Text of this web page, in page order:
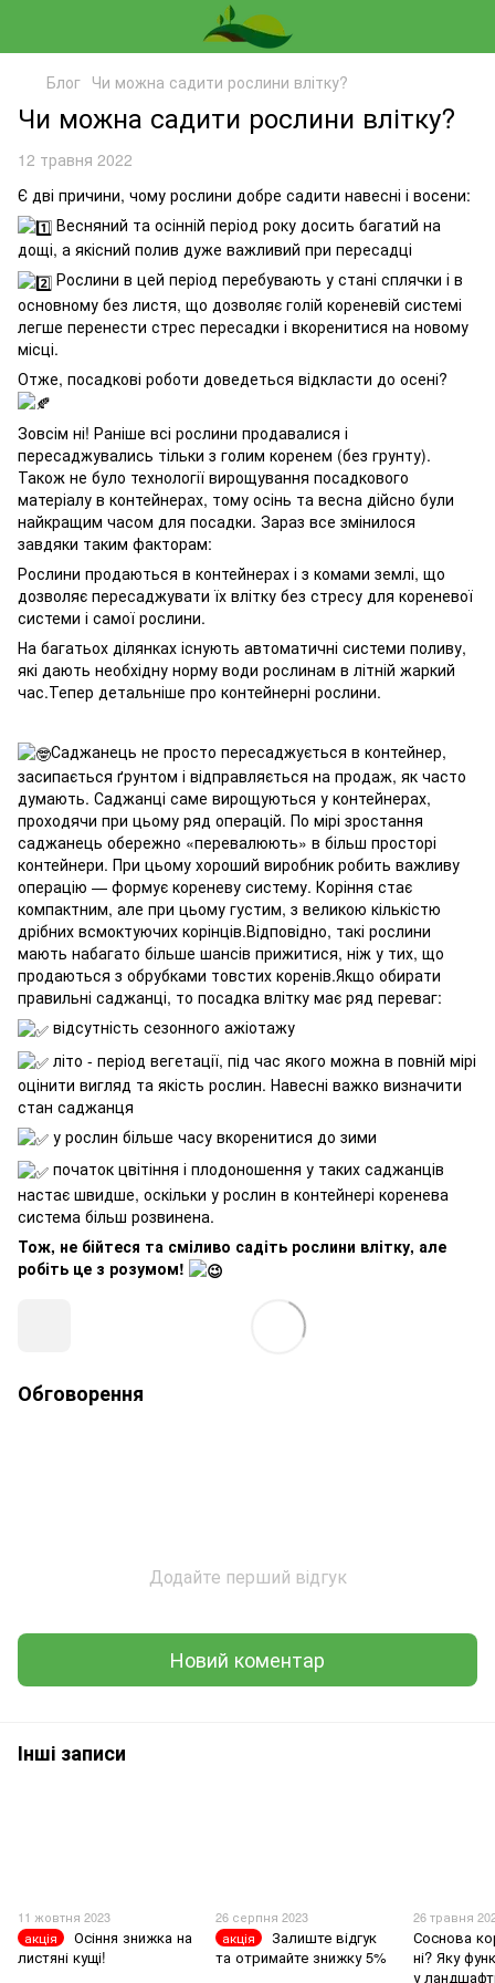
Блог Чи можна садити рослини влітку?
Чи можна садити рослини влітку?
12 травня 2022
Є дві причини, чому рослини добре садити навесні і восени:
Весняний та осінній період року досить багатий на
дощі, а якісний полив дуже важливий при пересадці
Рослини в цей період перебувають у стані сплячки і в
основному без листя, що дозволяє голій кореневій системі
легше перенести стрес пересадки і вкоренитися на новому
місці.
Отже, посадкові роботи доведеться відкласти до осені?
Зовсім ні! Раніше всі рослини продавалися і
пересаджувались тільки з голим коренем (без грунту).
Також не було технології вирощування посадкового
матеріалу в контейнерах, тому осінь та весна дійсно були
найкращим часом для посадки. Зараз все змінилося
завдяки таким факторам:
Рослини продаються в контейнерах і з комами землі, що
дозволяє пересаджувати їх влітку без стресу для кореневої
системи і самої рослини.
На багатьох ділянках існують автоматичні системи поливу,
які дають необхідну норму води рослинам в літній жаркий
час.Тепер детальніше про контейнерні рослини.
Саджанець не просто пересаджується в контейнер,
засипається ґрунтом і відправляється на продаж, як часто
думають. Саджанці саме вирощуються у контейнерах,
проходячи при цьому ряд операцій. По мірі зростання
саджанець обережно «перевалюють» в більш просторі
контейнери. При цьому хороший виробник робить важливу
операцію — формує кореневу систему. Коріння стає
компактним, але при цьому густим, з великою кількістю
дрібних всмоктуючих корінців.Відповідно, такі рослини
мають набагато більше шансів прижитися, ніж у тих, що
продаються з обрубками товстих коренів.Якщо обирати
правильні саджанці, то посадка влітку має ряд переваг:
відсутність сезонного ажіотажу
літо - період вегетації, під час якого можна в повній мірі
оцінити вигляд та якість рослин. Навесні важко визначити
стан саджанця
у рослин більше часу вкоренитися до зими
початок цвітіння і плодоношення у таких саджанців
настає швидше, оскільки у рослин в контейнері коренева
система більш розвинена.
Тож, не бійтеся та сміливо садіть рослини влітку, але
робіть це з розумом!
Обговорення
Додайте перший відгук
Новий коментар
Інші записи
11 жовтня 2023
акція
Осіння знижка на
листяні кущі!
26 серпня 2023
акція
Залиште відгук
та отримайте знижку 5%
26 травня
Соснова
ні? Яку
у